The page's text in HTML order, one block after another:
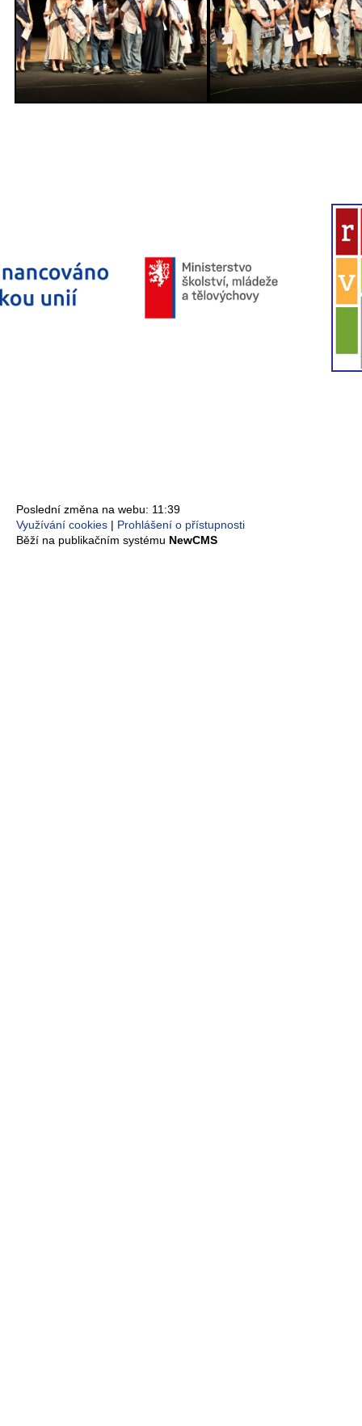
Poslední změna na webu: 11:39
Využívání cookies
Prohlášení o přístupnosti
Běží na publikačním systému NewCMS